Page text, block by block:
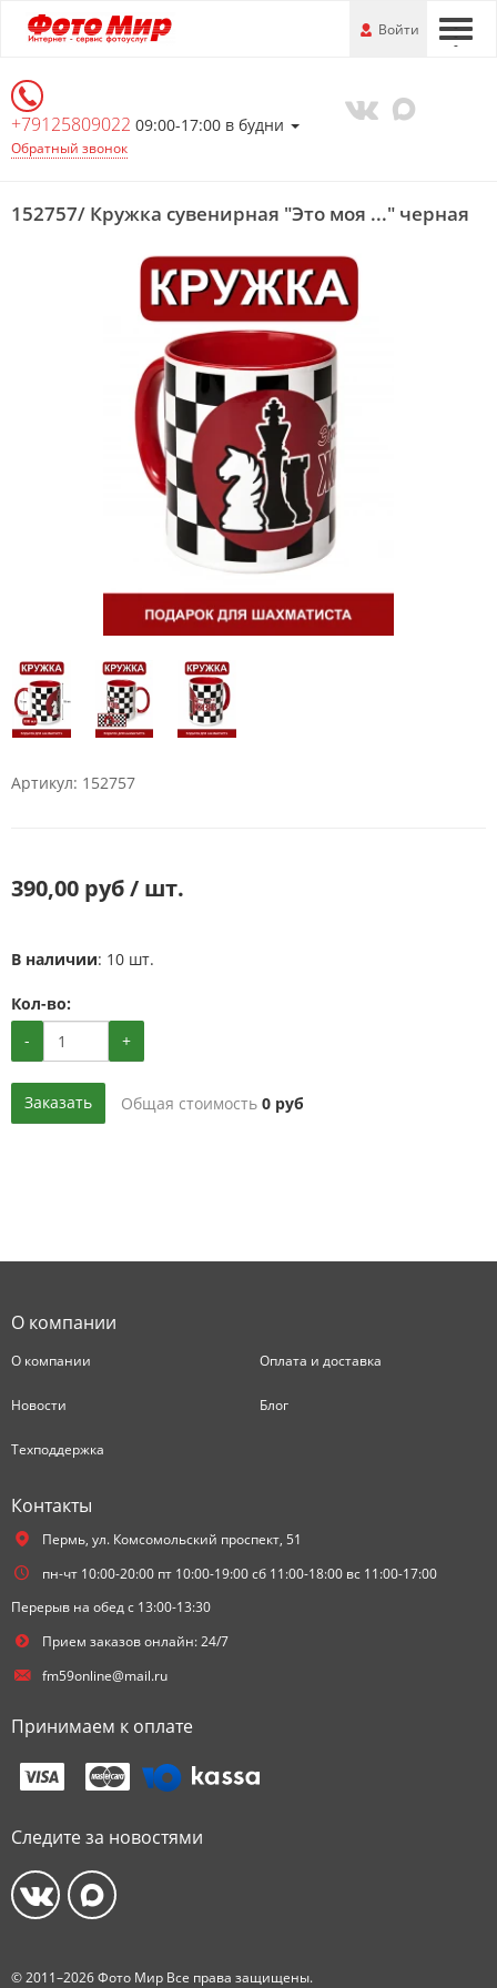
Перейти
к
информации
---
Войти
+79125809022 09:00-17:00 в будни
Обратный звонок
152757/ Кружка сувенирная "Это моя ..." черная
Артикул: 152757
390,00 руб / шт.
В наличии: 10 шт.
Кол-во:
-
+
Заказать Общая стоимость 0 руб
О компании
О компании Оплата и доставка
Новости Блог
Техподдержка
Контакты
Пермь, ул. Комсомольский проспект, 51
пн-чт 10:00-20:00 пт 10:00-19:00 сб 11:00-18:00 вс 11:00-17:00
Перерыв на обед с 13:00-13:30
Прием заказов онлайн: 24/7
fm59online@mail.ru
Принимаем к оплате
Следите за новостями
© 2011–2026 Фото Мир Все права защищены.